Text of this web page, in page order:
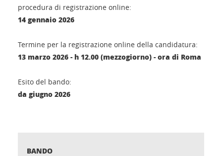
procedura di registrazione online:
14 gennaio 2026
Termine per la registrazione online della candidatura:
13 marzo 2026 - h 12.00 (mezzogiorno) - ora di Roma
Esito del bando:
da giugno 2026
BANDO